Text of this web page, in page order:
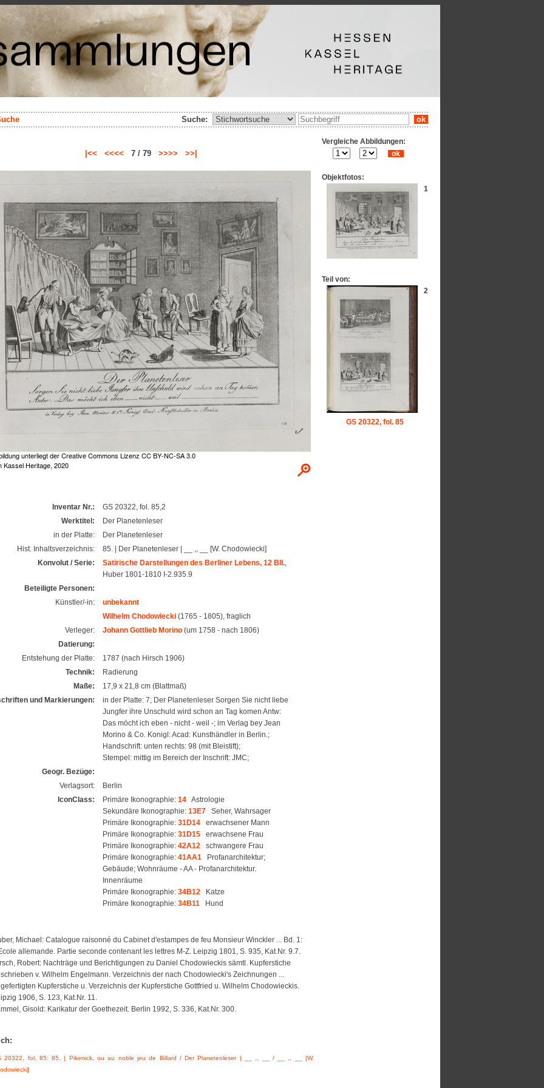
Suche: ok
|<< <<<< 7 / 79 >>>> >>|
Inventar Nr.:
GS 20322, fol. 85,2
Werktitel:
Der Planetenleser
in der Platte:
Der Planetenleser
Hist. Inhaltsverzeichnis:
85. | Der Planetenleser | __ ,, __ [W. Chodowiecki]
Konvolut / Serie:
Satirische Darstellungen des Berliner Lebens, 12 Bll.
Huber 1801-1810 I-2.935.9
Beteiligte Personen:
Künstler/-in:
unbekannt
Wilhelm Chodowiecki (1765 - 1805), fraglich
Verleger:
Johann Gottlieb Morino (um 1758 - nach 1806)
Datierung:
Entstehung der Platte:
1787 (nach Hirsch 1906)
Technik:
Radierung
Maße:
17,9 x 21,8 cm (Blattmaß)
und Markierungen:
in der Platte: 7; Der Planetenleser Sorgen Sie nicht liebe
Jungfer ihre Unschuld wird schon an Tag komen Antw:
Das möcht ich eben - nicht - weil -; im Verlag bey Jean
Morino & Co. Konigl: Acad: Kunsthändler in Berlin.;
Handschrift: unten rechts: 98 (mit Bleistift);
Stempel: mittig im Bereich der Inschrift: JMC;
Geogr. Bezüge:
Verlagsort:
Berlin
IconClass:
Primäre Ikonographie: 14 Astrologie
Sekundäre Ikonographie: 13E7 Seher, Wahrsager
Primäre Ikonographie: 31D14 erwachsener Mann
Primäre Ikonographie: 31D15 erwachsene Frau
Primäre Ikonographie: 42A12 schwangere Frau
Primäre Ikonographie: 41AA1 Profanarchitektur;
Gebäude; Wohnräume - AA - Profanarchitektur.
Innenräume
Primäre Ikonographie: 34B12 Katze
Primäre Ikonographie: 34B11 Hund
Michael: Catalogue raisonné du Cabinet d'estampes de feu Monsieur Winckler ... Bd. 1:
allemande. Partie seconde contenant les lettres M-Z. Leipzig 1801, S. 935, Kat.Nr. 9.7.
Robert: Nachträge und Berichtigungen zu Daniel Chodowieckis sämtl. Kupferstiche
v. Wilhelm Engelmann. Verzeichnis der nach Chodowiecki's Zeichnungen ...
Kupferstiche u. Verzeichnis der Kupferstiche Gottfried u. Wilhelm Chodowieckis.
1906, S. 123, Kat.Nr. 11.
Gisold: Karikatur der Goethezeit. Berlin 1992, S. 336, Kat.Nr. 300.
20322, fol. 85: 85. | Pikenick, ou au noble jeu de Billard / Der Planetenleser | __ ,, __ / __ ,, __ [W.
Vergleiche Abbildungen:
ok
Objektfotos:
1
Teil von:
2
GS 20322, fol. 85